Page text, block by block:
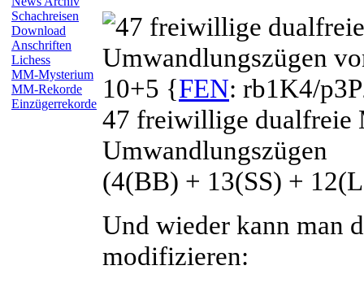
Schachreisen
Download
Anschriften
Lichess
MM-Mysterium
MM-Rekorde
Einzügerrekorde
10+5 {FEN: rb1K4/
47 freiwillige dualfreie
Umwandlungszügen
(4(BB) + 13(SS) +
Und wieder kann man
modifizieren: